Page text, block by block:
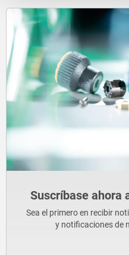
Suscríbase ahora
Sea el primero en recibir
y notificaciones de